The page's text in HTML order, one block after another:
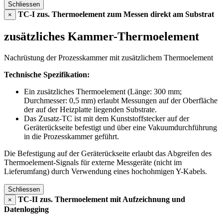
Schliessen
×
TC-I zus. Thermoelement zum Messen direkt am Substrat
zusätzliches Kammer-Thermoelement
Nachrüstung der Prozesskammer mit zusätzlichem Thermoelement
Technische Spezifikation:
Ein zusätzliches Thermoelement (Länge: 300 mm;
Durchmesser: 0,5 mm) erlaubt Messungen auf der Oberfläche
der auf der Heizplatte liegenden Substrate.
Das Zusatz-TC ist mit dem Kunststoffstecker auf der
Geräterückseite befestigt und über eine Vakuumdurchführung
in die Prozesskammer geführt.
Die Befestigung auf der Geräterückseite erlaubt das Abgreifen des
Thermoelement-Signals für externe Messgeräte (nicht im
Lieferumfang) durch Verwendung eines hochohmigen Y-Kabels.
Schliessen
×
TC-II zus. Thermoelement mit Aufzeichnung und
Datenlogging